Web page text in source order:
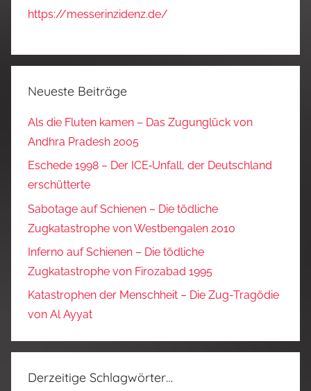
https://messerinzidenz.de/
Neueste Beiträge
Als die Fluten kamen – Das Zugunglück von
Andhra Pradesh 2005
Eschede 1998 – Der ICE‑Unfall, der Deutschland
erschütterte
Sabotage auf Schienen – Die tödliche
Zugkatastrophe von Westbengalen 2010
Inferno auf Schienen – Die tödliche
Zugkatastrophe von Firozabad 1995
Katastrophen der Menschheit – Die Zug-Tragödie
von Al Ayyat
Derzeitige Schlagwörter…